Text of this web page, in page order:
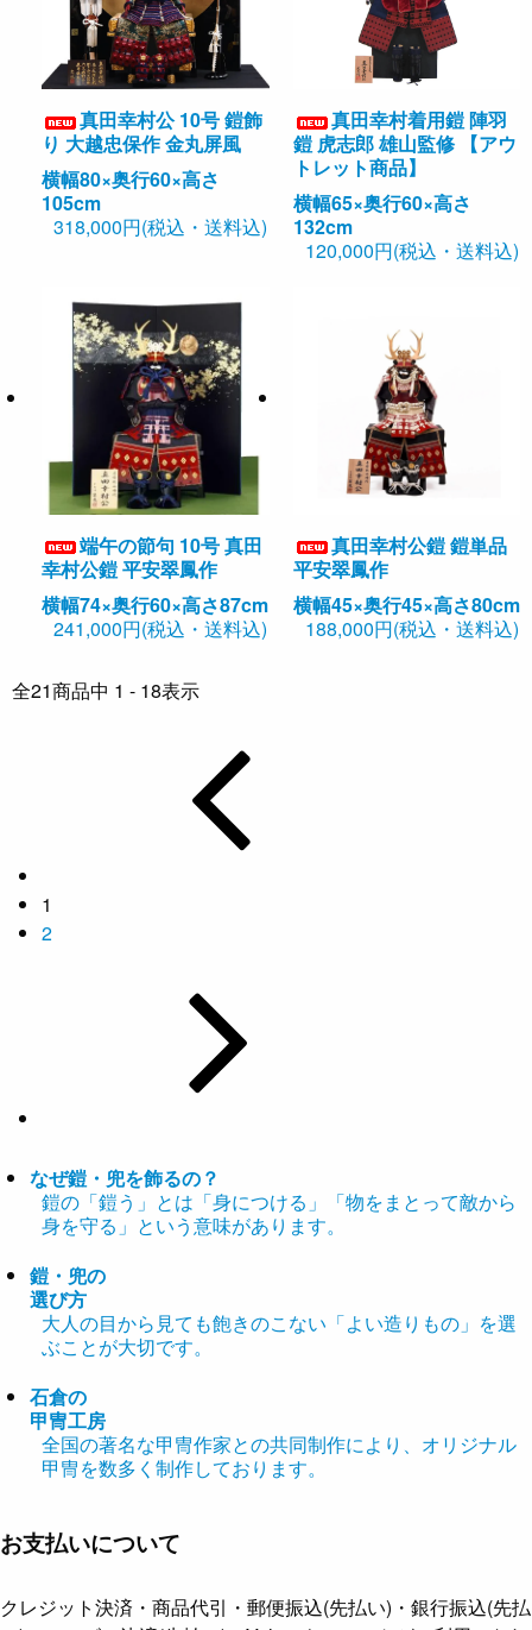
真田幸村公 10号 鎧飾
り 大越忠保作 金丸屏風
横幅80×奥行60×高さ
105cm
318,000円(税込・送料込)
真田幸村着用鎧 陣羽
鎧 虎志郎 雄山監修 【アウ
トレット商品】
横幅65×奥行60×高さ
132cm
120,000円(税込・送料込)
端午の節句 10号 真田
幸村公鎧 平安翠鳳作
横幅74×奥行60×高さ87cm
241,000円(税込・送料込)
真田幸村公鎧 鎧単品
平安翠鳳作
横幅45×奥行45×高さ80cm
188,000円(税込・送料込)
全21商品中 1 - 18表示
1
2
なぜ鎧・兜を飾るの？
鎧の「鎧う」とは「身につける」「物をまとって敵から
身を守る」という意味があります。
鎧・兜の
選び方
大人の目から見ても飽きのこない「よい造りもの」を選
ぶことが大切です。
石倉の
甲冑工房
全国の著名な甲冑作家との共同制作により、オリジナル
甲冑を数多く制作しております。
お支払いについて
クレジット決済・商品代引・郵便振込(先払い)・銀行振込(先払